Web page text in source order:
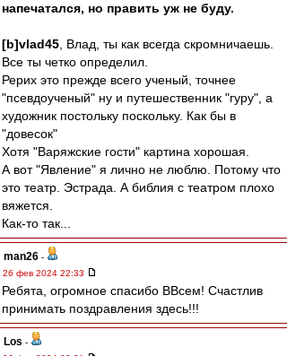
напечатался, но править уж не буду.
[b]vlad45 , Влад, ты как всегда скромничаешь.
Все ты четко определил.
Рерих это прежде всего ученый, точнее
"псевдоученый" ну и путешественник "гуру", а
художник постольку поскольку. Как бы в
"довесок"
Хотя "Варяжские гости" картина хорошая.
А вот "Явление" я лично не люблю. Потому что
это театр. Эстрада. А библия с театром плохо
вяжется.
Как-то так...
man26 -
26 фев 2024 22:33
Ребята, огромное спасибо ВВсем! Счастлив
принимать поздравления здесь!!!
Los -